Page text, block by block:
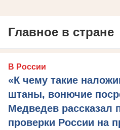
Главное в стране
В России
«К чему такие
штаны, вонючие
Медведев рассказал
проверки России на